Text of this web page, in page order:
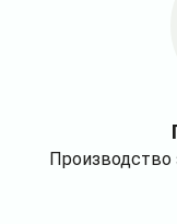
Производство